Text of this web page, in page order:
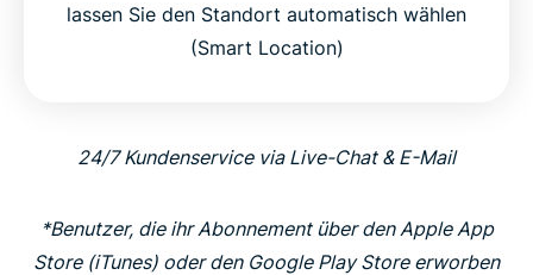
lassen Sie den Standort automatisch wählen
(Smart Location)
24/7 Kundenservice via Live-Chat & E-Mail
*Benutzer, die ihr Abonnement über den Apple App
Store (iTunes) oder den Google Play Store erworben